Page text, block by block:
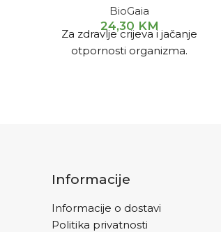
BioGaia
24,30 KM
Za zdravlje crijeva i jačanje
otpornosti organizma.
Informacije
Informacije o dostavi
Politika privatnosti